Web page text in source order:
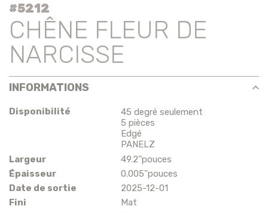
#5212
CHÊNE FLEUR DE
NARCISSE
INFORMATIONS
Disponibilité
45 degré seulement
5 pièces
Edgé
PANELZ
Largeur
49.2''pouces
Épaisseur
0.005''pouces
Date de sortie
2025-12-01
Fini
Mat